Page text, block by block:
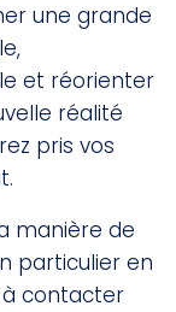
une grande
et réorienter
réalité
pris vos
manière de
particulier en
à contacter